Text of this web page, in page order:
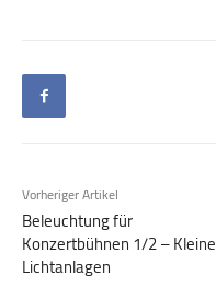
Vorheriger Artikel
Beleuchtung für
Konzertbühnen 1/2 – Kleine
Lichtanlagen